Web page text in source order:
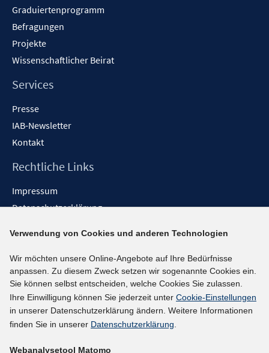
Graduiertenprogramm
Befragungen
Projekte
Wissenschaftlicher Beirat
Services
Presse
IAB-Newsletter
Kontakt
Rechtliche Links
Impressum
Datenschutzerklärung
Barrieren melden
Social-Media-Kanäle
BlueSky
YouTube
LinkedIn
Verwendung von Cookies und anderen Technologien
Wir möchten unsere Online-Angebote auf Ihre Bedürfnisse
anpassen. Zu diesem Zweck setzen wir sogenannte Cookies ein.
Sie können selbst entscheiden, welche Cookies Sie zulassen.
Ihre Einwilligung können Sie jederzeit unter Cookie-Einstellungen
in unserer Datenschutzerklärung ändern. Weitere Informationen
finden Sie in unserer Datenschutzerklärung.
Webanalysetool Matomo